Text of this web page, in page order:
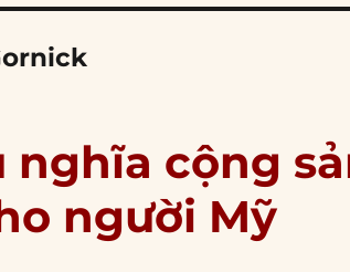
nghĩa cộng
người Mỹ